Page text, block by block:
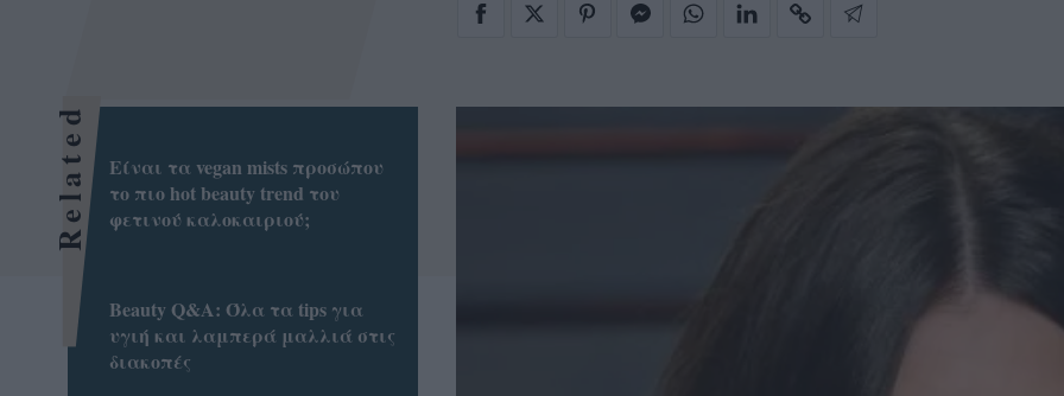
Related
Είναι τα vegan mists προσώπου
το πιο hot beauty trend του
φετινού καλοκαιριού;
Beauty Q&A: Όλα τα tips για
υγιή και λαμπερά μαλλιά στις
διακοπές